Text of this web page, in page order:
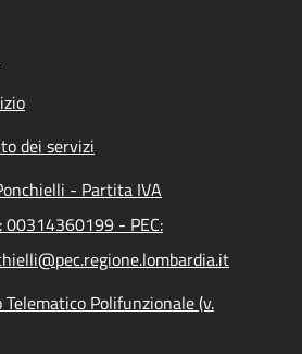
dei servizi
- Partita IVA
- PEC:
Polifunzionale (v.